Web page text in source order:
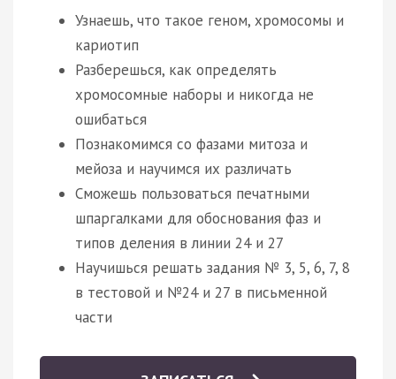
Узнаешь, что такое геном, хромосомы и
кариотип
Разберешься, как определять
хромосомные наборы и никогда не
ошибаться
Познакомимся со фазами митоза и
мейоза и научимся их различать
Сможешь пользоваться печатными
шпаргалками для обоснования фаз и
типов деления в линии 24 и 27
Научишься решать задания № 3, 5, 6, 7, 8
в тестовой и №24 и 27 в письменной
части